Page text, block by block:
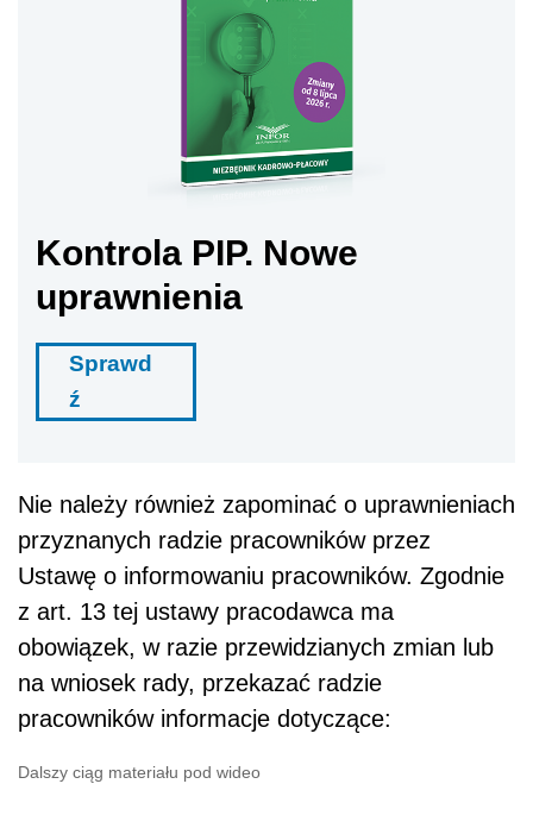
Kontrola PIP. Nowe
uprawnienia
Sprawd
ź
Nie należy również zapominać o uprawnieniach
przyznanych radzie pracowników przez
Ustawę o informowaniu pracowników. Zgodnie
z art. 13 tej ustawy pracodawca ma
obowiązek, w razie przewidzianych zmian lub
na wniosek rady, przekazać radzie
pracowników informacje dotyczące:
Dalszy ciąg materiału pod wideo